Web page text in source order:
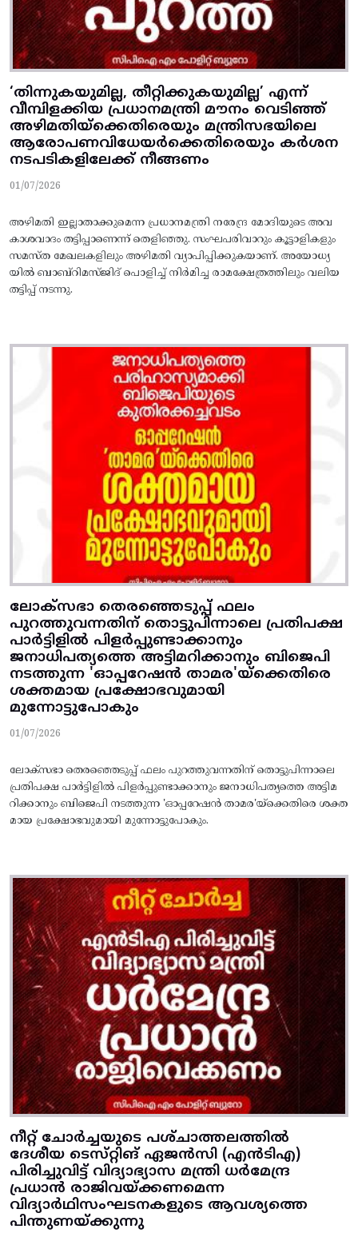
‘തിന്നുകയുമില്ല, തീറ്റിക്കുകയുമില്ല’ എന്ന്‌
വീമ്പിളക്കിയ പ്രധാനമന്ത്രി മ‍ൗനം വെടിഞ്ഞ്‌
അഴിമതിയ്‌ക്കെതിരെയും മന്ത്രിസഭയിലെ
ആരോപണവിധേയർക്കെതിരെയും കർശന
നടപടികളിലേക്ക്‌ നീങ്ങണം
01/07/2026
അഴിമതി ഇല്ലാതാക്കുമെന്ന പ്രധാനമന്ത്രി നരേന്ദ്ര മോദിയുടെ അവ
കാശവാദം തട്ടിപ്പാണെന്ന്‌ തെളിഞ്ഞു. സംഘപരിവാറും കൂട്ടാളികളും
സമസ്‌ത മേഖലകളിലും അഴിമതി വ്യാപിപ്പിക്കുകയാണ്‌. അയോധ്യ
യിൽ ബാബ്‌റിമസ്‌ജിദ്‌ പൊളിച്ച്‌ നിർമിച്ച രാമക്ഷേത്രത്തിലും വലിയ
തട്ടിപ്പ്‌ നടന്നു.
ലോക്സഭാ തെരഞ്ഞെടുപ്പ് ഫലം
പുറത്തുവന്നതിന് തൊട്ടുപിന്നാലെ പ്രതിപക്ഷ
പാർട്ടിളിൽ പിളർപ്പുണ്ടാക്കാനും
ജനാധിപത്യത്തെ അട്ടിമറിക്കാനും ബിജെപി
നടത്തുന്ന 'ഓപ്പറേഷൻ താമര'യ്ക്കെതിരെ
ശക്തമായ പ്രക്ഷോഭവുമായി
മുന്നോട്ടുപോകും
01/07/2026
ലോക്സഭാ തെരഞ്ഞെടുപ്പ് ഫലം പുറത്തുവന്നതിന് തൊട്ടുപിന്നാലെ
പ്രതിപക്ഷ പാർട്ടിളിൽ പിളർപ്പുണ്ടാക്കാനും ജനാധിപത്യത്തെ അട്ടിമ
റിക്കാനും ബിജെപി നടത്തുന്ന 'ഓപ്പറേഷൻ താമര'യ്ക്കെതിരെ ശക്ത
മായ പ്രക്ഷോഭവുമായി മുന്നോട്ടുപോകും.
നീറ്റ്‌ ചോർച്ചയുടെ പശ്‌ചാത്തലത്തിൽ
ദേശീയ ടെസ്‌റ്റിങ്‌ ഏജൻസി (എൻടിഎ)
പിരിച്ചുവിട്ട്‌ വിദ്യാഭ്യാസ മന്ത്രി ധർമേന്ദ്ര
പ്രധാൻ രാജിവയ്‌ക്കണമെന്ന
വിദ്യാർഥിസംഘടനകളുടെ ആവശ്യത്തെ
പിന്തുണയ്‌ക്കുന്നു